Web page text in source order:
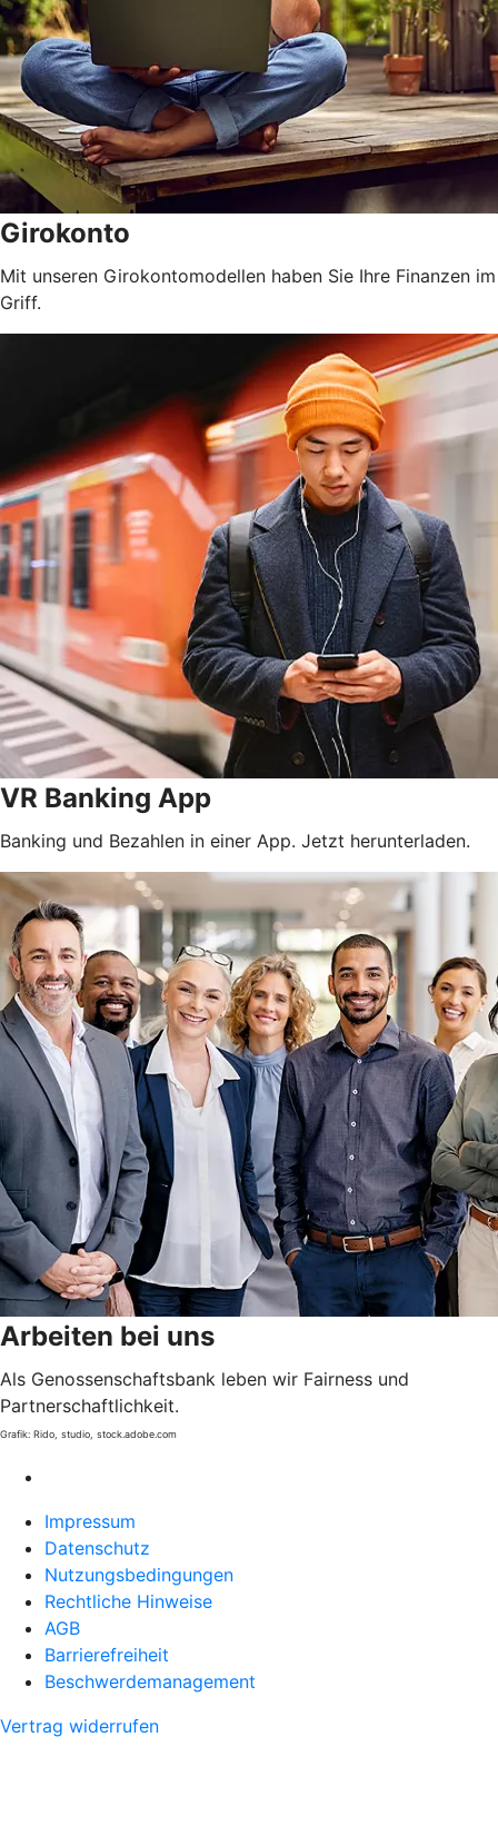
Girokonto
Mit unseren Girokontomodellen haben Sie Ihre Finanzen im
Griff.
VR Banking App
Banking und Bezahlen in einer App. Jetzt herunterladen.
Arbeiten bei uns
Als Genossenschaftsbank leben wir Fairness und
Partnerschaftlichkeit.
Grafik: Rido, studio, stock.adobe.com
Impressum
Datenschutz
Nutzungsbedingungen
Rechtliche Hinweise
AGB
Barrierefreiheit
Beschwerdemanagement
Vertrag widerrufen